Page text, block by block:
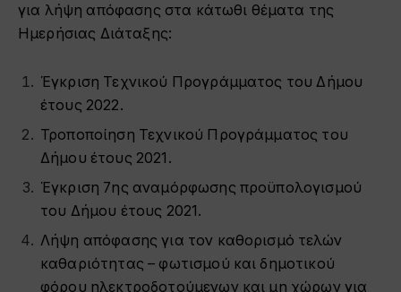
για λήψη απόφασης στα κάτωθι θέματα της
Ημερήσιας Διάταξης:
Έγκριση Τεχνικού Προγράμματος του Δήμου
έτους 2022.
Τροποποίηση Τεχνικού Προγράμματος του
Δήμου έτους 2021.
Έγκριση 7ης αναμόρφωσης προϋπολογισμού
του Δήμου έτους 2021.
Λήψη απόφασης για τον καθορισμό τελών
καθαριότητας – φωτισμού και δημοτικού
φόρου ηλεκτροδοτούμενων και μη χώρων για